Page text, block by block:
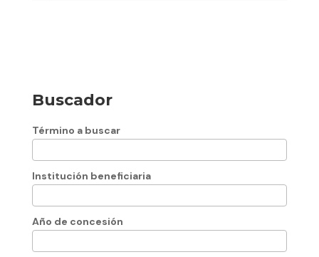
Buscador
Término a buscar
Institución beneficiaria
Año de concesión